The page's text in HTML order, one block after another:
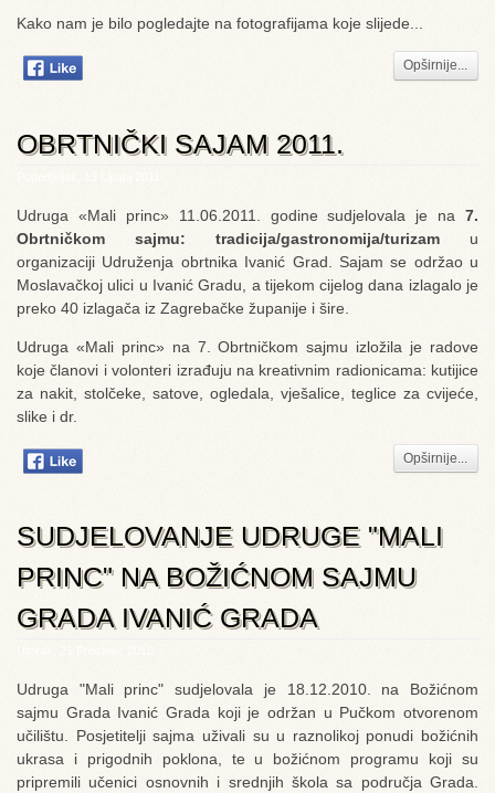
Kako nam je bilo pogledajte na fotografijama koje slijede...
Opširnije...
OBRTNIČKI SAJAM 2011.
Udruga «Mali princ» 11.06.2011. godine sudjelovala je na 7.
Obrtničkom sajmu: tradicija/gastronomija/turizam u
organizaciji Udruženja obrtnika Ivanić Grad. Sajam se održao u
Moslavačkoj ulici u Ivanić Gradu, a tijekom cijelog dana izlagalo je
preko 40 izlagača iz Zagrebačke županije i šire.
Udruga «Mali princ» na 7. Obrtničkom sajmu izložila je radove
koje članovi i volonteri izrađuju na kreativnim radionicama: kutijice
za nakit, stolčeke, satove, ogledala, vješalice, teglice za cvijeće,
slike i dr.
Opširnije...
SUDJELOVANJE UDRUGE "MALI
PRINC" NA BOŽIĆNOM SAJMU
GRADA IVANIĆ GRADA
Udruga "Mali princ" sudjelovala je 18.12.2010. na Božićnom
sajmu Grada Ivanić Grada koji je održan u Pučkom otvorenom
učilištu. Posjetitelji sajma uživali su u raznolikoj ponudi božićnih
ukrasa i prigodnih poklona, te u božićnom programu koji su
pripremili učenici osnovnih i srednjih škola sa područja Grada.